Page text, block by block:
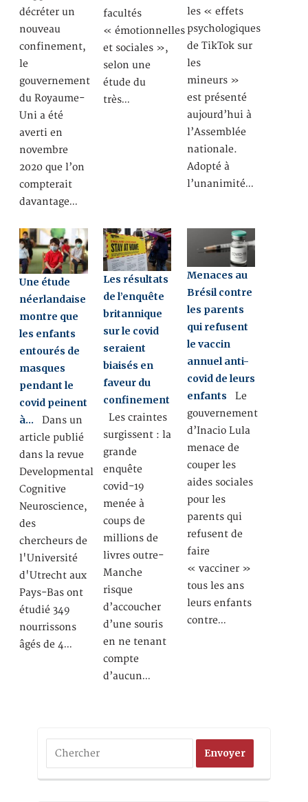
décréter un
nouveau
confinement,
le
gouvernement
du Royaume-
Uni a été
averti en
novembre
2020 que l’on
compterait
davantage…
facultés
« émotionnelles
et sociales »,
selon une
étude du
très…
les « effets
psychologiques
de TikTok sur
les
mineurs »
est présenté
aujourd’hui à
l’Assemblée
nationale.
Adopté à
l’unanimité…
Une étude
néerlandaise
montre que
les enfants
entourés de
masques
pendant le
covid peinent
à… Dans un
article publié
dans la revue
Developmental
Cognitive
Neuroscience,
des
chercheurs de
l'Université
d'Utrecht aux
Pays-Bas ont
étudié 349
nourrissons
âgés de 4…
Les résultats
de l’enquête
britannique
sur le covid
seraient
biaisés en
faveur du
confinement
Les craintes
surgissent : la
grande
enquête
covid-19
menée à
coups de
millions de
livres outre-
Manche
risque
d’accoucher
d’une souris
en ne tenant
compte
d’aucun…
Menaces au
Brésil contre
les parents
qui refusent
le vaccin
annuel anti-
covid de leurs
enfants Le
gouvernement
d’Inacio Lula
menace de
couper les
aides sociales
pour les
parents qui
refusent de
faire
« vacciner »
tous les ans
leurs enfants
contre…